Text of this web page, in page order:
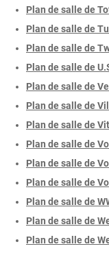
Plan de salle de
Plan de salle de
Plan de salle de
Plan de salle de
Plan de salle de
Plan de salle de
Plan de salle de
Plan de salle de
Plan de salle de
Plan de salle de
Plan de salle de
Plan de salle de
Plan de salle de